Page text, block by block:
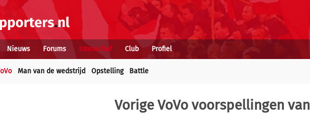
Nieuws Forums Interactief Club Profiel
Man van de wedstrijd Opstelling Battle
Vorige VoVo voorspellingen van